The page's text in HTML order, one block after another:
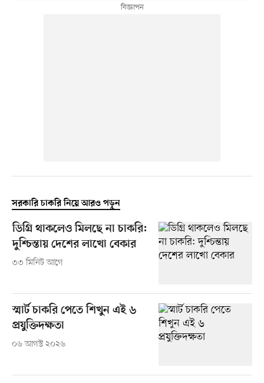
সরকারি চাকরি নিয়ে আরও পড়ুন
ডিগ্রি থাকলেও মিলছে না চাকরি:
দুশ্চিন্তায় দেশের লাখো বেকার
৩৩ মিনিট আগে
স্মার্ট চাকরি পেতে শিখুন এই ৬
প্রযুক্তিদক্ষতা
০৬ আগস্ট ২০২৬